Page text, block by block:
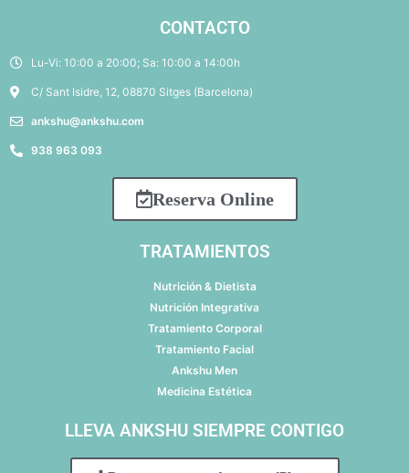
CONTACTO
Lu-Vi: 10:00 a 20:00; Sa: 10:00 a 14:00h
C/ Sant Isidre, 12, 08870 Sitges (Barcelona)
ankshu@ankshu.com
938 963 093
Reserva Online
TRATAMIENTOS
Nutrición & Dietista
Nutrición Integrativa
Tratamiento Corporal
Tratamiento Facial
Ankshu Men
Medicina Estética
LLEVA ANKSHU SIEMPRE CONTIGO